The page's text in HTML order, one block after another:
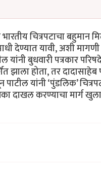
चित्रपटाचा बहुमान
देण्यात यावी, अशी मागणी
बुधवारी पत्रकार
झाला होता, तर
यांनी ‘पुंडलिक’
दाखल करण्याचा मार्ग